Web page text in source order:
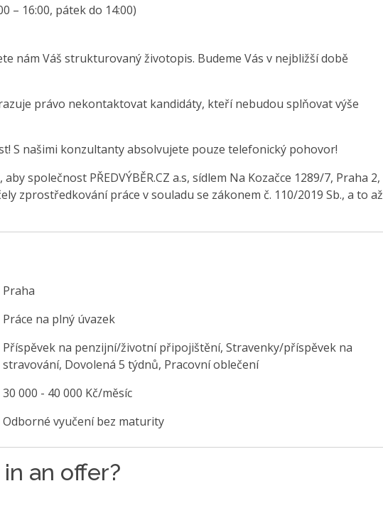
– 16:00, pátek do 14:00)
nám Váš strukturovaný životopis. Budeme Vás v nejbližší době
právo nekontaktovat kandidáty, kteří nebudou splňovat výše
S našimi konzultanty absolvujete pouze telefonický pohovor!
společnost PŘEDVÝBĚR.CZ a.s, sídlem Na Kozačce 1289/7, Praha 2,
zprostředkování práce v souladu se zákonem č. 110/2019 Sb., a to až
Praha
Práce na plný úvazek
Příspěvek na penzijní/životní připojištění, Stravenky/příspěvek na
stravování, Dovolená 5 týdnů, Pracovní oblečení
30 000 - 40 000 Kč/měsíc
Odborné vyučení bez maturity
an offer?